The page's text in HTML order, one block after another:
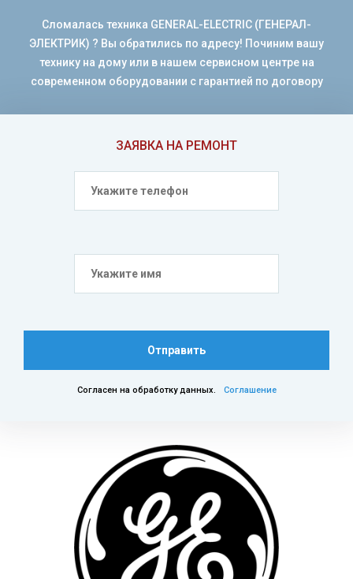
ЗАЯВКА НА РЕМОНТ
Отправить
Согласен на обработку данных. Соглашение
Сломалась техника GENERAL-ELECTRIC (ГЕНЕРАЛ-
ЭЛЕКТРИК) ? Вы обратились по адресу! Починим вашу
технику на дому или в нашем сервисном центре на
современном оборудовании с гарантией по договору